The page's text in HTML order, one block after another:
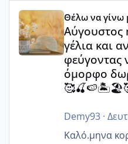
Αύγουστος ήρθε ξανά
Θέλω να γίνω
Αύγουστος
γέλια και
φεύγοντας
όμορφο
Demy93·
Καλό.μηνα